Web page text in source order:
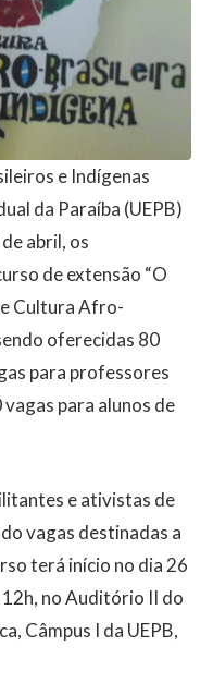
e Indígenas
da Paraíba (UEPB)
abril, os
de extensão “O
Cultura Afro-
oferecidas 80
para professores
para alunos de
e ativistas de
vagas destinadas a
terá início no dia 26
12h, no Auditório II do
Câmpus I da UEPB,